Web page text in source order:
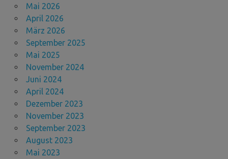
Mai 2026
April 2026
März 2026
September 2025
Mai 2025
November 2024
Juni 2024
April 2024
Dezember 2023
November 2023
September 2023
August 2023
Mai 2023